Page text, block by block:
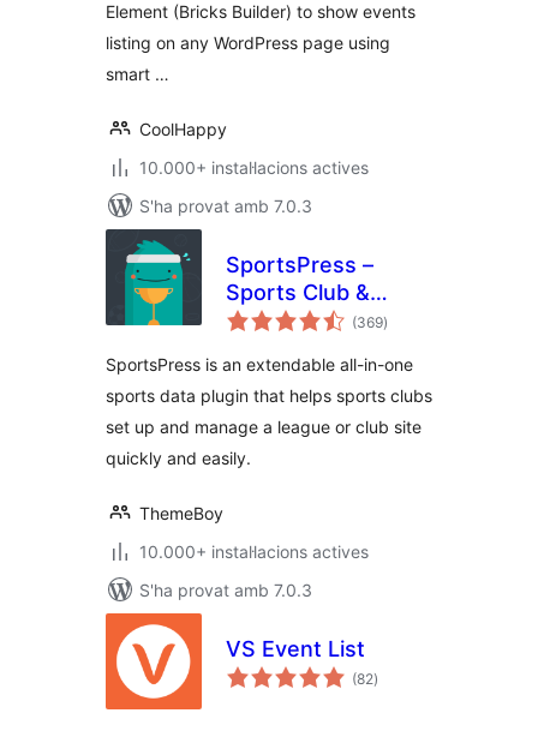
Element (Bricks Builder) to show events
listing on any WordPress page using
smart …
CoolHappy
10.000+ instal·lacions actives
S'ha provat amb 7.0.3
SportsPress –
Sports Club &
League Manager
(369puntuacions
totals
)
SportsPress is an extendable all-in-one
sports data plugin that helps sports clubs
set up and manage a league or club site
quickly and easily.
ThemeBoy
10.000+ instal·lacions actives
S'ha provat amb 7.0.3
VS Event List
(82puntuacions
totals
)